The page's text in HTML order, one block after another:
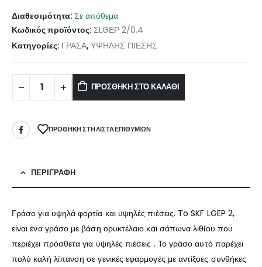
Διαθεσιμότητα: Σε απόθεμα
Κωδικός προϊόντος: ΣLGΕΡ 2/0.4
Κατηγορίες: ΓΡΑΣΑ, ΥΨΗΛΗΣ ΠΙΕΣΗΣ
ΠΡΟΣΘΉΚΗ ΣΤΟ ΚΑΛΆΘΙ
ΠΡΌΘΉΚΗ ΣΤΗ ΛΊΣΤΑ ΕΠΙΘΥΜΙΏΝ
ΠΕΡΙΓΡΑΦΉ
Γράσο για υψηλά φορτία και υψηλές πιέσεις. Τo SKF LGEP 2,
είναι ένα γράσο με βάση ορυκτέλαιο και σάπωνα λιθίου που
περιέχει πρόσθετα για υψηλές πιέσεις . Το γράσο αυτό παρέχει
πολύ καλή λίπανση σε γενικές εφαρμογές με αντίξοες συνθήκες